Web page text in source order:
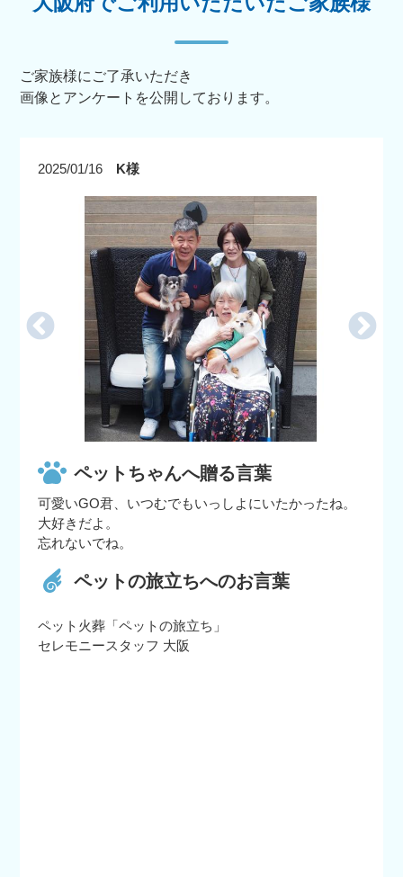
ご家族様にご了承いただき
画像とアンケートを公開しております。
2025/01/16 K様
ペットちゃんへ贈る言葉
可愛いGO君、いつむでもいっしよにいたかったね。
大好きだよ。
忘れないでね。
ペットの旅立ちへのお言葉
ペット火葬「ペットの旅立ち」
セレモニースタッフ 大阪